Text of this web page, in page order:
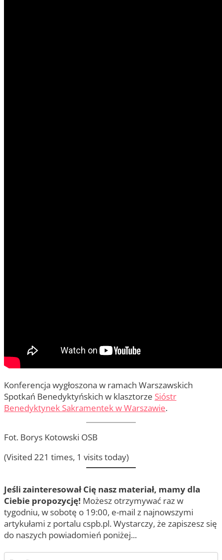
Konferencja wygłoszona w ramach Warszawskich
Spotkań Benedyktyńskich w klasztorze Sióstr
Benedyktynek Sakramentek w Warszawie.
Fot. Borys Kotowski OSB
(Visited 221 times, 1 visits today)
Jeśli zainteresował Cię nasz materiał, mamy dla
Ciebie propozycję! Możesz otrzymywać raz w
tygodniu, w sobotę o 19:00, e-mail z najnowszymi
artykułami z portalu cspb.pl. Wystarczy, że zapiszesz się
do naszych powiadomień poniżej...